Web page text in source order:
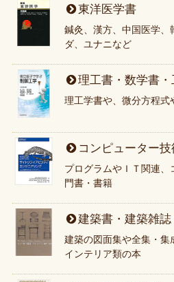
東洋医学書
鍼灸、漢方、中国医学、
ダ、ユナニなど
理工書・数学書
理工学書や、微分方程式
コンピューター
プログラムやＩＴ関連
門書・書籍
建築書・建築雑誌
建築の図面集や全集・集
インテリア類の本